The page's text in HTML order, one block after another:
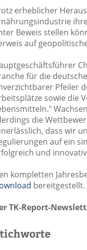
erheblicher
Beweis stellen
auf
für die
Pfeiler
sowie die
die
dass wir
auf ein
und
kompletten
bereitgestellt.
TK-Report-